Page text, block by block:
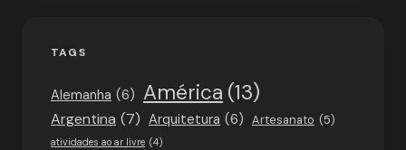
TAGS
Alemanha (6) América (13)
Argentina (7) Arquitetura (6) Artesanato (5)
atividades ao ar livre (4)